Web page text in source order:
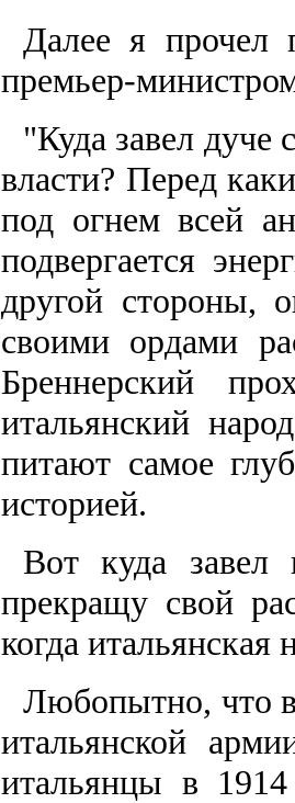
Далее я прочел
премьер-
"Куда завел дуче
власти? Перед
под огнем всей
подвергается
другой стороны,
своими ордами
Бреннерский
итальянский
питают самое
историей.
Вот куда завел
прекращу свой
когда
Любопытно, что
итальянской
итальянцы в